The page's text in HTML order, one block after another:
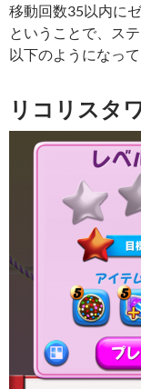
移動回数35以内に
ということで、ス
以下のようになって
リコリスタ